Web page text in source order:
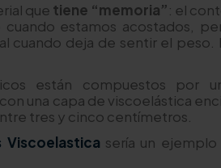
que tiene “memoria”: el
estamos acostados,
cuando deja de sentir el peso.
están compuestos por
una capa de viscoelástica
tres y cinco centímetros.
Viscoelastica sería un